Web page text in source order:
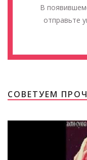
В
отправьте
СОВЕТУЕМ